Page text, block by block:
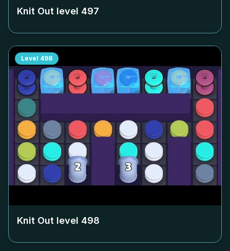
Knit Out level 497
Level 498
Knit Out level 498